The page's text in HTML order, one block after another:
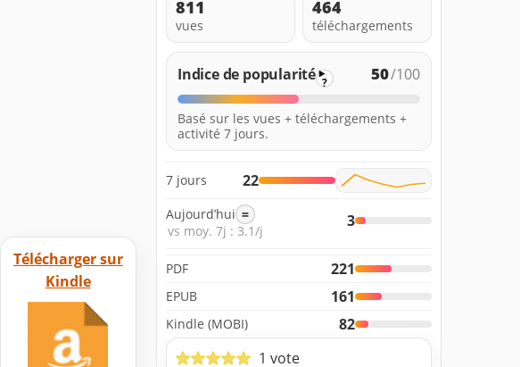
Télécharger sur
Kindle
811
vues
464
téléchargements
Indice de popularité ? 50/100
Basé sur les vues + téléchargements +
activité 7 jours.
7 jours 22
Aujourd’hui =
vs moy. 7j : 3.1/j
3
PDF 221
EPUB 161
Kindle (MOBI)
82
1 vote